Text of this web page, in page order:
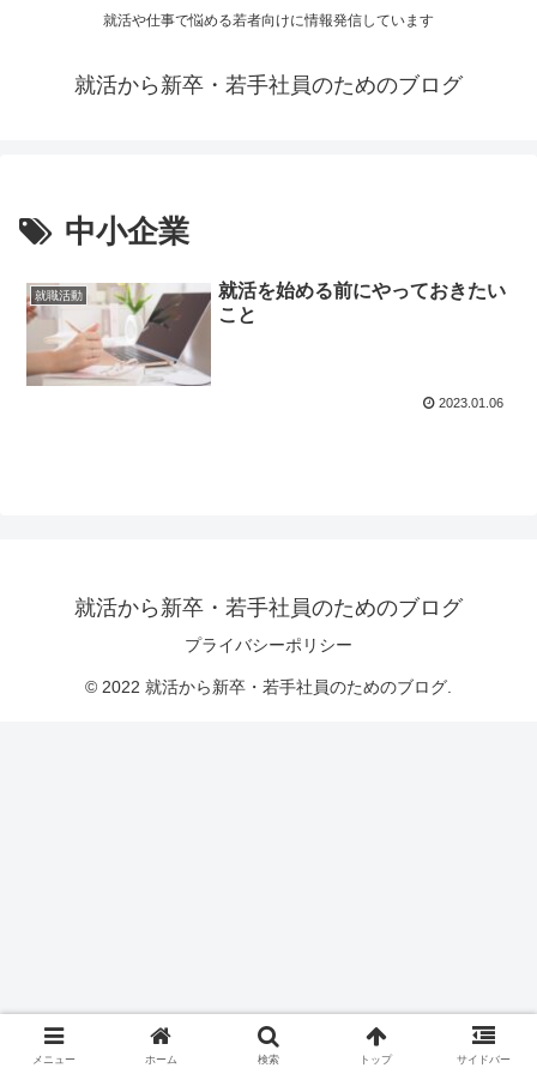
就活や仕事で悩める若者向けに情報発信しています
就活から新卒・若手社員のためのブログ
中小企業
就職活動
就活を始める前にやっておきたい
こと
2023.01.06
就活から新卒・若手社員のためのブログ
プライバシーポリシー
© 2022 就活から新卒・若手社員のためのブログ.
メニュー ホーム 検索 トップ サイドバー